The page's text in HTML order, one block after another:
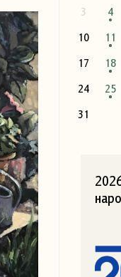
3
4
10
11
17
18
24
25
31